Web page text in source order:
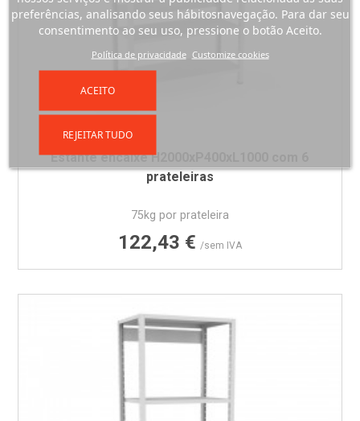
Estante encaixe H2000xP400xL1000 com 6
prateleiras
75kg por prateleira
Preço
122,43 € /sem IVA
preferências, analisando seus hábitosnavegação. Para dar seu
consentimento ao seu uso, pressione o botão Aceito.
Política de privacidade Customize cookies
REJEITAR TUDO
ACEITO